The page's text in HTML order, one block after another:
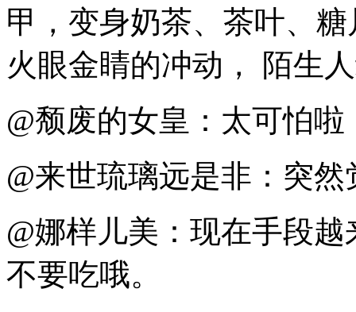
甲，变身奶茶、茶叶、
火眼金睛的冲动， 陌生
@颓废的女皇：太可怕
@来世琉璃远是非：突
@娜样儿美：现在手段
不要吃哦。